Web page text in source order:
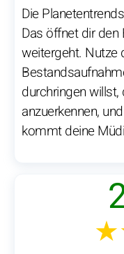
Die
Das öffnet dir
weitergeht. Nutze
durchringen
anzuerkennen,
kommt deine